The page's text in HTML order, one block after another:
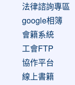
法律諮詢專區
google相簿
會籍系統
工會FTP
協作平台
線上書籍